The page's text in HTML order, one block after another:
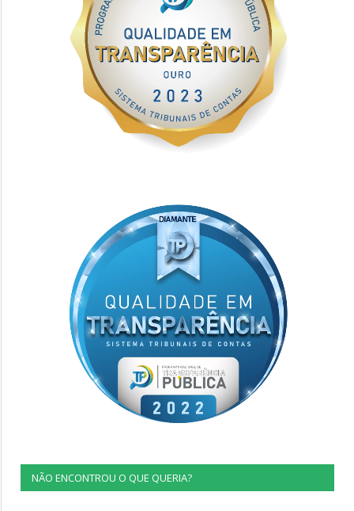
NÃO ENCONTROU O QUE QUERIA?